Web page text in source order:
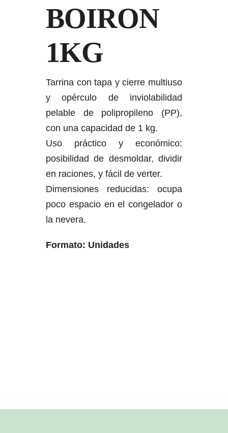
BOIRON
1KG
Tarrina con tapa y cierre multiuso
y opérculo de inviolabilidad
pelable de polipropileno (PP),
con una capacidad de 1 kg.
Uso práctico y económico:
posibilidad de desmoldar, dividir
en raciones, y fácil de verter.
Dimensiones reducidas: ocupa
poco espacio en el congelador o
la nevera.
Formato: Unidades